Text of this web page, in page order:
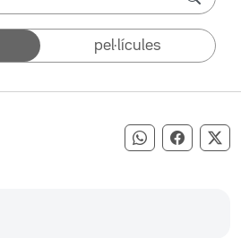
pel·lícules
Compartir